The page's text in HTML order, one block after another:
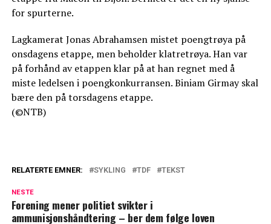
for spurterne.
Lagkamerat Jonas Abrahamsen mistet poengtrøya på
onsdagens etappe, men beholder klatretrøya. Han var
på forhånd av etappen klar på at han regnet med å
miste ledelsen i poengkonkurransen. Biniam Girmay skal
bære den på torsdagens etappe.
(©NTB)
RELATERTE EMNER: SYKLING TDF TEKST
NESTE
Forening mener politiet svikter i
ammunisjonshåndtering – ber dem følge loven